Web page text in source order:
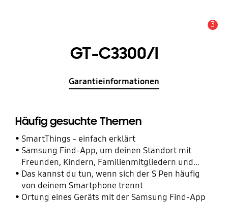
3
GT-C3300/I
Garantieinformationen
Häufig gesuchte Themen
SmartThings - einfach erklärt
Samsung Find-App, um deinen Standort mit
Freunden, Kindern, Familienmitgliedern und
anderen Kontakten zu teilen
Das kannst du tun, wenn sich der S Pen häufig
von deinem Smartphone trennt
Ortung eines Geräts mit der Samsung Find-App